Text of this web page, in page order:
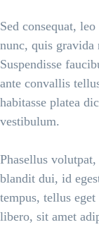
Sed consequat,
nunc, quis
Suspendisse
ante convallis
habitasse platea
vestibulum.
Phasellus
blandit dui, id
tempus, tellus
libero, sit amet